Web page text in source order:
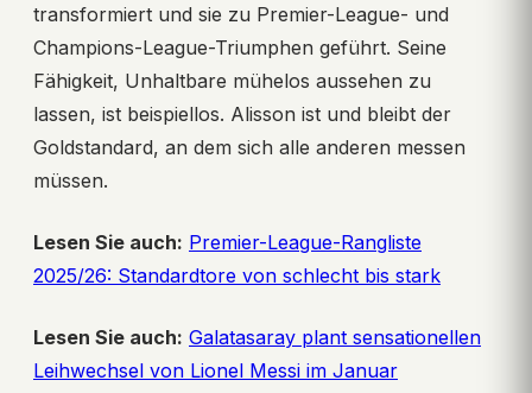
transformiert und sie zu Premier-League- und
Champions-League-Triumphen geführt. Seine
Fähigkeit, Unhaltbare mühelos aussehen zu
lassen, ist beispiellos. Alisson ist und bleibt der
Goldstandard, an dem sich alle anderen messen
müssen.
Lesen Sie auch: Premier-League-Rangliste
2025/26: Standardtore von schlecht bis stark
Lesen Sie auch: Galatasaray plant sensationellen
Leihwechsel von Lionel Messi im Januar